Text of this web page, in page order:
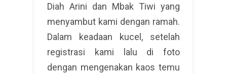
Diah Arini dan Mbak Tiwi yang
menyambut kami dengan ramah.
Dalam keadaan kucel, setelah
registrasi kami lalu di foto
dengan mengenakan kaos temu